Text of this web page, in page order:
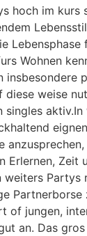
hoch im kurs
Lebensphase
Wohnen
insbesondere
diese weise
singles
Erlernen, Zeit
weiters Partys
Partnerborse
of jungen,
an. Das